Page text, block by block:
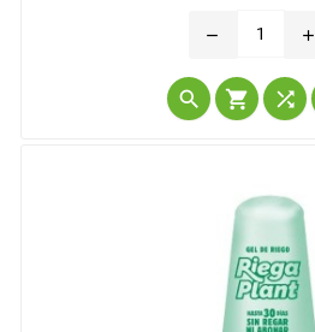
remove add
  